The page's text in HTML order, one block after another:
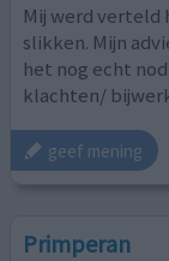
Mij werd verteld
slikken. Mijn
het nog echt
klachten/
geef mening
Primperan